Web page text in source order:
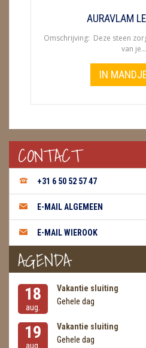
WIEROOK, OLIE & TOEBEHOREN
AURAVLAM
Omschrijving: Deze steen
van je...
IN
CONTACT
+31 6 50 52 57 47
E-MAIL ALGEMEEN
E-MAIL WIEROOK
AGENDA
18
aug.
Vakantie sluiting
Gehele dag
19
aug.
Vakantie sluiting
Gehele dag